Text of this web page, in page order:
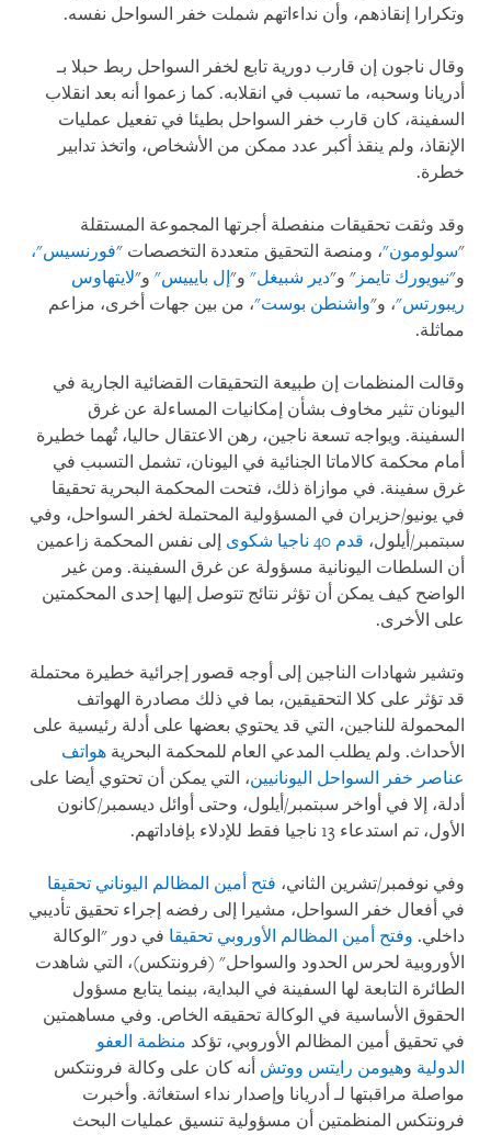
وتكرارا إنقاذهم، وأن نداءاتهم شملت خفر السواحل نفسه.
وقال ناجون إن قارب دورية تابع لخفر السواحل ربط حبلا بـ
أدريانا وسحبه، ما تسبب في انقلابه. كما زعموا أنه بعد انقلاب
السفينة، كان قارب خفر السواحل بطيئا في تفعيل عمليات
الإنقاذ، ولم ينقذ أكبر عدد ممكن من الأشخاص، واتخذ تدابير
خطرة.
وقد وثقت تحقيقات منفصلة أجرتها المجموعة المستقلة
"سولومون"، ومنصة التحقيق متعددة التخصصات "فورنسيس"،
و"نيويورك تايمز " و"دير شبيغل" و" إل بايييس" و"لايتهاوس
ريبورتس"، و"واشنطن بوست"، من بين جهات أخرى، مزاعم
مماثلة.
وقالت المنظمات إن طبيعة التحقيقات القضائية الجارية في
اليونان تثير مخاوف بشأن إمكانيات المساءلة عن غرق
السفينة. ويواجه تسعة ناجين، رهن الاعتقال حاليا، تُهما خطيرة
أمام محكمة كالاماتا الجنائية في اليونان، تشمل التسبب في
غرق سفينة. في موازاة ذلك، فتحت المحكمة البحرية تحقيقا
في يونيو/حزيران في المسؤولية المحتملة لخفر السواحل، وفي
سبتمبر/أيلول، قدم 40 ناجيا شكوى
إلى نفس المحكمة زاعمين
أن السلطات اليونانية مسؤولة عن غرق السفينة. ومن غير
الواضح كيف يمكن أن تؤثر نتائج تتوصل إليها إحدى المحكمتين
على الأخرى.
وتشير شهادات الناجين إلى أوجه قصور إجرائية خطيرة محتملة
قد تؤثر على كلا التحقيقين، بما في ذلك مصادرة الهواتف
المحمولة للناجين، التي قد يحتوي بعضها على أدلة رئيسية على
الأحداث. ولم يطلب المدعي العام للمحكمة البحرية هواتف
عناصر خفر السواحل اليونانيين، التي يمكن أن تحتوي أيضا على
أدلة، إلا في أواخر سبتمبر/أيلول، وحتى أوائل ديسمبر/كانون
الأول، تم استدعاء 13 ناجيا فقط للإدلاء بإفاداتهم.
وفي نوفمبر/تشرين الثاني، فتح أمين المظالم اليوناني تحقيقا
في أفعال خفر السواحل، مشيرا إلى رفضه إجراء تحقيق تأديبي
داخلي. وفتح أمين المظالم الأوروبي تحقيقا في دور "الوكالة
الأوروبية لحرس الحدود والسواحل" (فرونتكس)، التي شاهدت
الطائرة التابعة لها السفينة في البداية، بينما يتابع مسؤول
الحقوق الأساسية في الوكالة تحقيقه الخاص. وفي مساهمتين
في تحقيق أمين المظالم الأوروبي، تؤكد منظمة العفو
الدولية وهيومن رايتس ووتش أنه كان على وكالة فرونتكس
مواصلة مراقبتها لـ أدريانا وإصدار نداء استغاثة. وأخبرت
فرونتكس المنظمتين أن مسؤولية تنسيق عمليات البحث